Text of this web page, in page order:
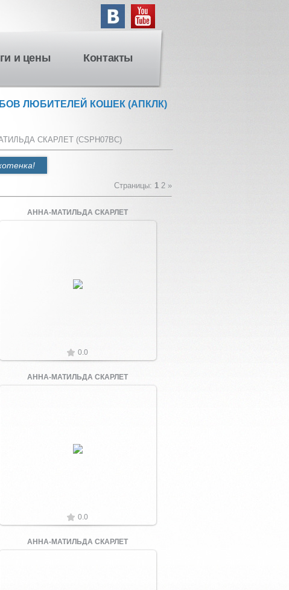
и цены Контакты
ЛЮБИТЕЛЕЙ КОШЕК (АПКЛК)
СКАРЛЕТ (CSPH07BC)
Страницы: 1 2 »
АННА-МАТИЛЬДА СКАРЛЕТ
Увеличить
0.0
АННА-МАТИЛЬДА СКАРЛЕТ
Увеличить
0.0
АННА-МАТИЛЬДА СКАРЛЕТ